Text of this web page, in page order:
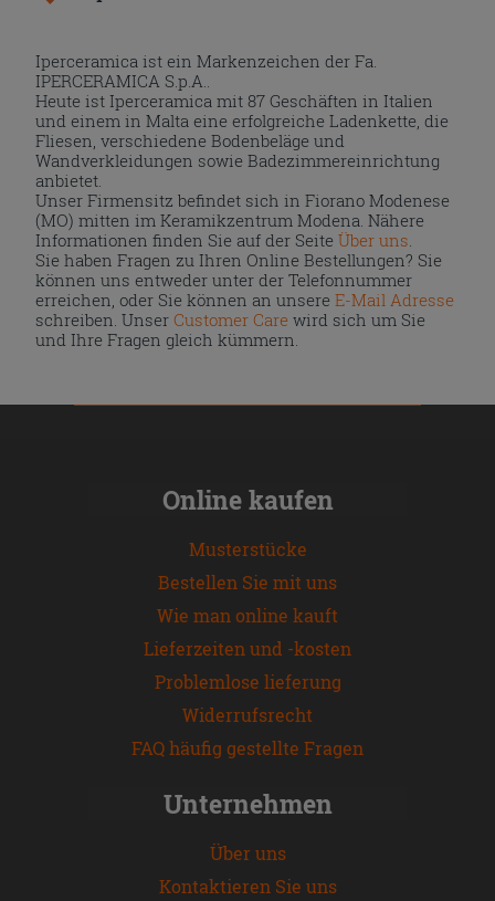
Iperceramica ist ein Markenzeichen der Fa.
IPERCERAMICA S.p.A..
Heute ist Iperceramica mit 87 Geschäften in Italien
und einem in Malta eine erfolgreiche Ladenkette, die
Fliesen, verschiedene Bodenbeläge und
Wandverkleidungen sowie Badezimmereinrichtung
anbietet.
Unser Firmensitz befindet sich in Fiorano Modenese
(MO) mitten im Keramikzentrum Modena. Nähere
Informationen finden Sie auf der Seite Über uns
Sie haben Fragen zu Ihren Online Bestellungen? Sie
können uns entweder unter der Telefonnummer
erreichen, oder Sie können an unsereE-Mail Adresse
schreiben. UnserCustomer Care wird sich um Sie
und Ihre Fragen gleich kümmern.
Online kaufen
Musterstücke
Bestellen Sie mit uns
Wie man online kauft
Lieferzeiten und -kosten
Problemlose lieferung
Widerrufsrecht
FAQ häufig gestellte Fragen
Unternehmen
Über uns
Kontaktieren Sie uns